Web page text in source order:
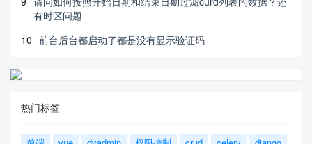
有时区问题
10 前台后台都启动了都是没有显示验证码
热门标签